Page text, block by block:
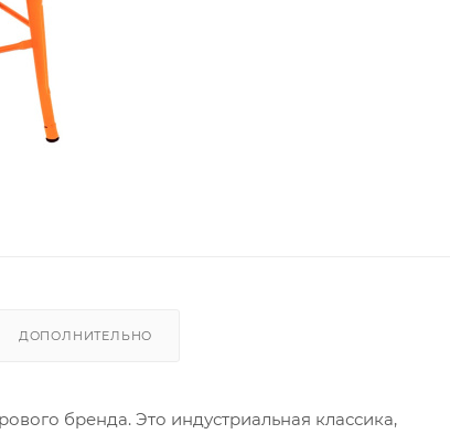
ДОПОЛНИТЕЛЬНО
бренда. Это индустриальная классика,